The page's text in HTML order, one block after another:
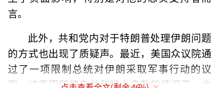
言。
此外，共和党内对于特朗普处理伊朗问题
的方式也出现了质疑声。最近，美国众议院通
过了一项限制总统对伊朗采取军事行动的议
案，这表明即使在共和党占多数的情况下，也